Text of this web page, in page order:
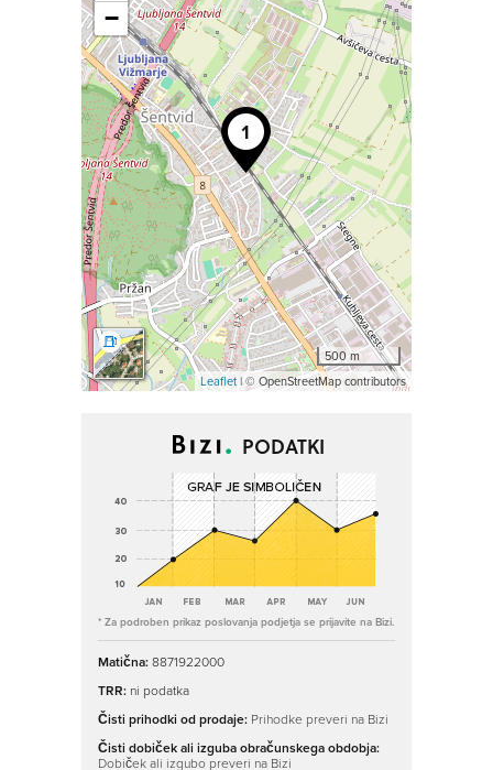
−
500 m
Leaflet| © OpenStreetMap contributors
PODATKI
* Za podroben prikaz poslovanja podjetja se prijavite na Bizi.
Matična:8871922000
TRR: ni podatka
Čisti prihodki od prodaje: Prihodke preveri na Bizi
Čisti dobiček ali izguba obračunskega obdobja:
Dobiček ali izgubo preveri na Bizi